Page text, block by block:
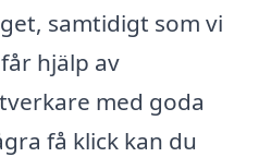
samtidigt som vi
hjälp av
med goda
få klick kan du